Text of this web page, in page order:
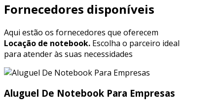
Fornecedores disponíveis
Aqui estão os fornecedores que oferecem
Locação de notebook. Escolha o parceiro ideal
para atender às suas necessidades
Aluguel De Notebook Para Empresas